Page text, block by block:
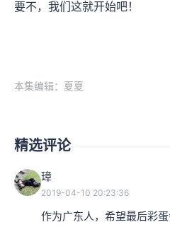
要不，我们这就开始吧！
本集编辑：夏夏
精选评论
璋
2019-04-10 20:23:36
作为广东人，希望最后彩